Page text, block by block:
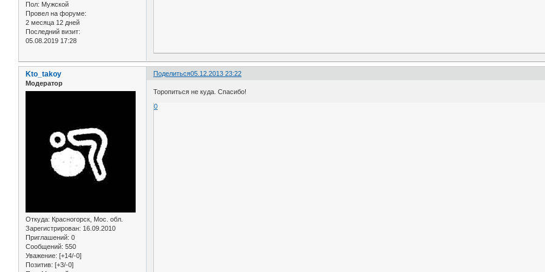
Пол: Мужской
Провел на форуме:
2 месяца 12 дней
Последний визит:
05.08.2019 17:28
Поделиться05.12.2013 23:22
Kto_takoy
Модератор
Откуда: Красногорск, Мос. обл.
Зарегистрирован: 16.09.2010
Приглашений: 0
Сообщений: 550
Уважение: [+14/-0]
Позитив: [+3/-0]
Торопиться не куда. Спасибо!
0